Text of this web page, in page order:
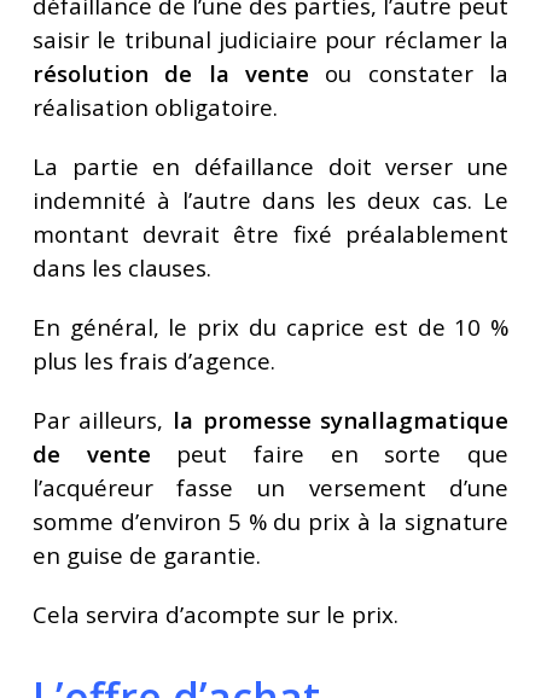
saisir le tribunal judiciaire pour réclamer la
résolution de la vente ou constater la
réalisation obligatoire.
La partie en défaillance doit verser une
indemnité à l’autre dans les deux cas. Le
montant devrait être fixé préalablement
dans les clauses.
En général, le prix du caprice est de 10 %
plus les frais d’agence.
Par ailleurs, la promesse synallagmatique
de vente peut faire en sorte que
l’acquéreur fasse un versement d’une
somme d’environ 5 % du prix à la signature
en guise de garantie.
Cela servira d’acompte sur le prix.